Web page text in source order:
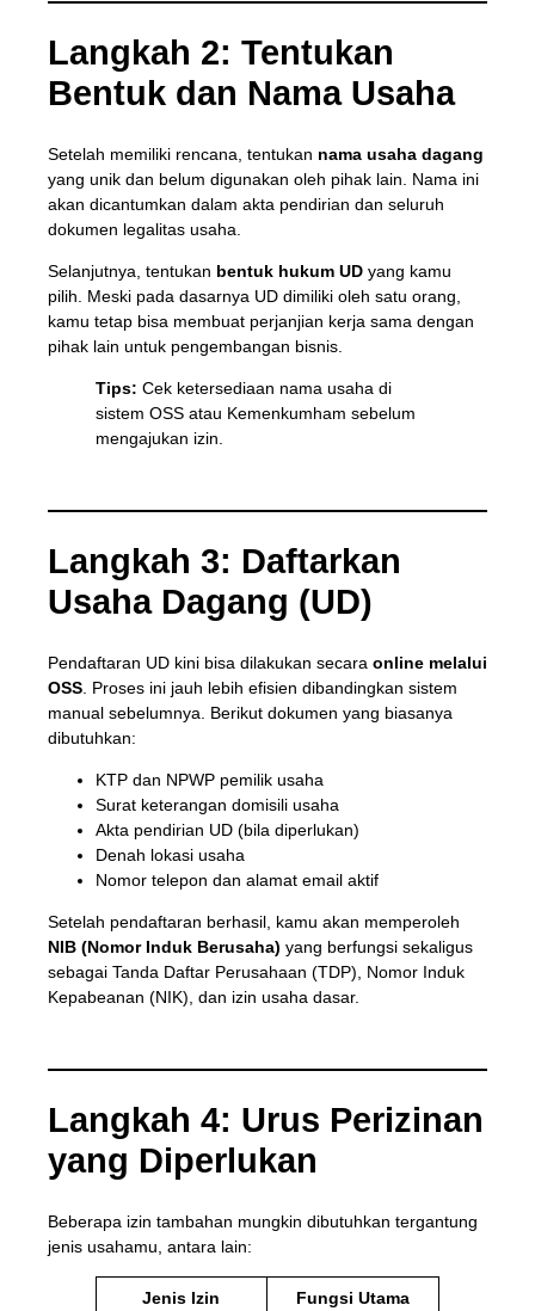
Langkah 2: Tentukan
Bentuk dan Nama Usaha
Setelah memiliki rencana, tentukan nama usaha dagang
yang unik dan belum digunakan oleh pihak lain. Nama ini
akan dicantumkan dalam akta pendirian dan seluruh
dokumen legalitas usaha.
Selanjutnya, tentukan bentuk hukum UDyang kamu
pilih. Meski pada dasarnya UD dimiliki oleh satu orang,
kamu tetap bisa membuat perjanjian kerja sama dengan
pihak lain untuk pengembangan bisnis.
Tips: Cek ketersediaan nama usaha di
sistem OSS atau Kemenkumham sebelum
mengajukan izin.
Langkah 3: Daftarkan
Usaha Dagang (UD)
Pendaftaran UD kini bisa dilakukan secara online melalui
OSS. Proses ini jauh lebih efisien dibandingkan sistem
manual sebelumnya. Berikut dokumen yang biasanya
dibutuhkan:
KTP dan NPWP pemilik usaha
Surat keterangan domisili usaha
Akta pendirian UD (bila diperlukan)
Denah lokasi usaha
Nomor telepon dan alamat email aktif
Setelah pendaftaran berhasil, kamu akan memperoleh
NIB (Nomor Induk Berusaha) yang berfungsi sekaligus
sebagai Tanda Daftar Perusahaan (TDP), Nomor Induk
Kepabeanan (NIK), dan izin usaha dasar.
Langkah 4: Urus Perizinan
yang Diperlukan
Beberapa izin tambahan mungkin dibutuhkan tergantung
jenis usahamu, antara lain:
Jenis Izin Fungsi Utama